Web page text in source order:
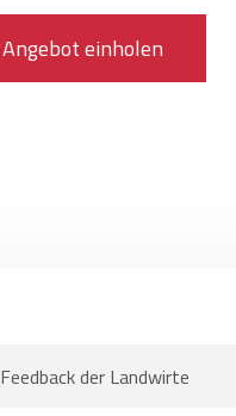
Angebot einholen
Feedback der Landwirte